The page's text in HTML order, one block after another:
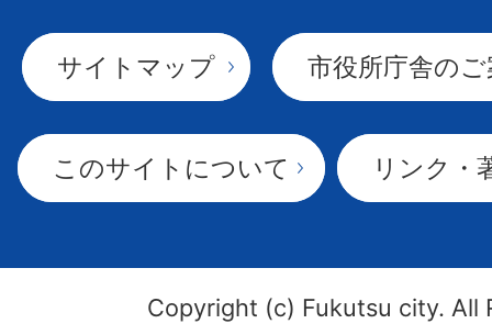
サイトマップ 市役所庁舎の
このサイトについて リンク・
Copyright (c) Fukutsu city. All